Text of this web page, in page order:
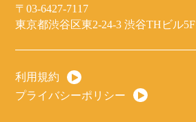
〒03-6427-7117
東京都渋谷区東2-24-3 渋谷THビル5F
利用規約
プライバシーポリシー